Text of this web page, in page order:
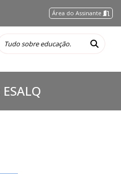
Área do Assinante
ESALQ